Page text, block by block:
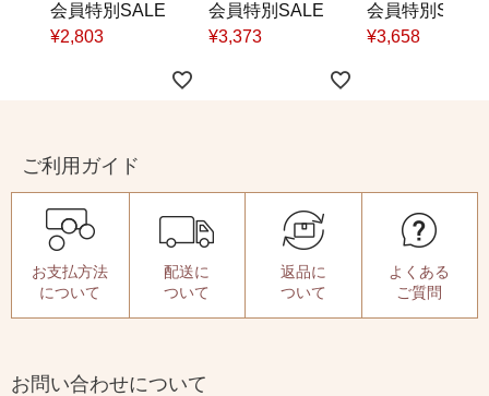
会員特別SALE
¥2,803
会員特別SALE
¥3,373
会員特別SALE
¥3,658
ご利用ガイド
お支払方法
について
配送に
ついて
返品に
ついて
よくある
ご質問
お問い合わせについて